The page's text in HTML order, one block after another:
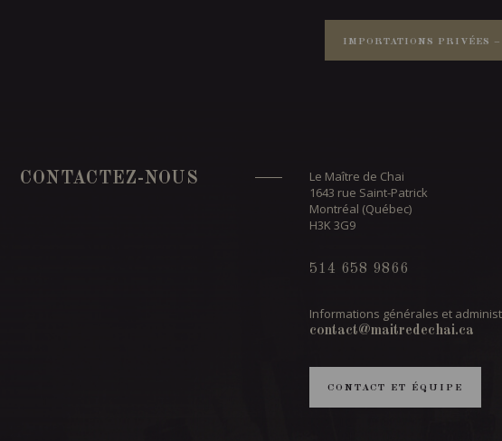
IMPORTATIONS PRIVÉES
CONTACTEZ-NOUS
Le Maître de Chai
1643 rue Saint-Patrick
Montréal (Québec)
H3K 3G9
514 658 9866
Informations générales et
contact@maitredechai.ca
CONTACT ET ÉQUIPE